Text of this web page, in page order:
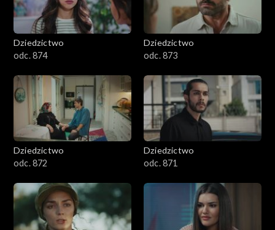
Dziedzictwo
odc. 874
Dziedzictwo
odc. 873
Dziedzictwo
odc. 872
Dziedzictwo
odc. 871